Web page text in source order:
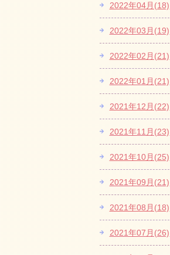
2022年04月(18)
2022年03月(19)
2022年02月(21)
2022年01月(21)
2021年12月(22)
2021年11月(23)
2021年10月(25)
2021年09月(21)
2021年08月(18)
2021年07月(26)